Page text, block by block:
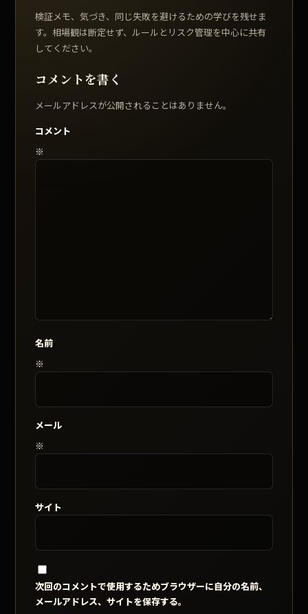
検証メモ、気づき、同じ失敗を避けるための学びを残せま
す。相場観は断定せず、ルールとリスク管理を中心に共有
してください。
コメントを書く
メールアドレスが公開されることはありません。
コメント
※
名前
※
メール
※
サイト
次回のコメントで使用するためブラウザーに自分の名前、
メールアドレス、サイトを保存する。